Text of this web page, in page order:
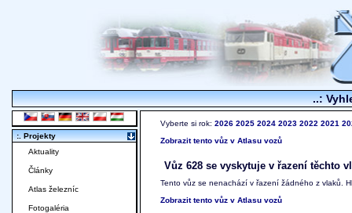
..:
Vyberte si rok: 2026 2025 2024 2023 2022 2021
Zobrazit tento vůz v Atlasu vozů
Vůz 628 se vyskytuje v řazení těchto
Tento vůz se nenachází v řazení žádného z vlaků.
Zobrazit tento vůz v Atlasu vozů
:. Projekty
Aktuality
Články
Atlas železníc
Fotogaléria